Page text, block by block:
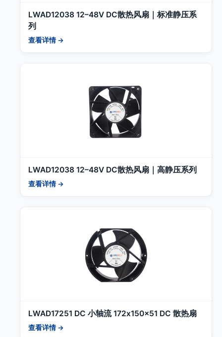
LWAD12038 12–48V DC散热风扇｜标准静压系
列
查看详情 →
LWAD12038 12–48V DC散热风扇｜高静压系列
查看详情 →
LWAD17251 DC 小轴流 172x150x51 DC 散热扇
查看详情 →